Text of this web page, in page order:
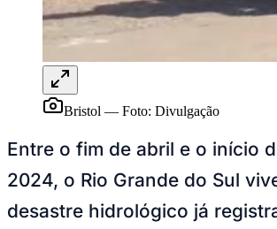
NHL
Atletismo
Vôlei
NBB
Competições de Futebol
Brasileirão Série A
Paulistão
Libertadores
Copa América
Bristol — Foto: Divulgação
Entre o fim de abril e o início
2024, o Rio Grande do Sul
desastre hidrológico já